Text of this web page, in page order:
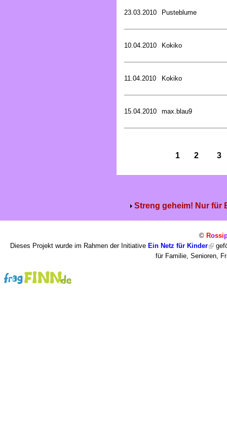
23.03.2010 Pusteblume
10.04.2010 Kokiko
11.04.2010 Kokiko
15.04.2010 max.blau9
1 2 3
Streng geheim! Nur für
© Rossi
Dieses Projekt wurde im Rahmen der Initiative Ein Netz für Kinder
für Familie, Senioren,